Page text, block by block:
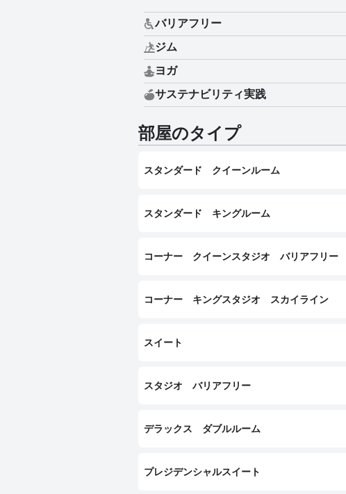
バリアフリー
ジム
ヨガ
サステナビリティ実践
部屋のタイプ
スタンダード クイーンルーム
スタンダード キングルーム
コーナー クイーンスタジオ バリアフリー
コーナー キングスタジオ スカイライン
スイート
スタジオ バリアフリー
デラックス ダブルルーム
プレジデンシャルスイート